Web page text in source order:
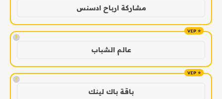
مشاركة ارباح ادسنس
!
عالم الشباب
!
باقة باك لينك